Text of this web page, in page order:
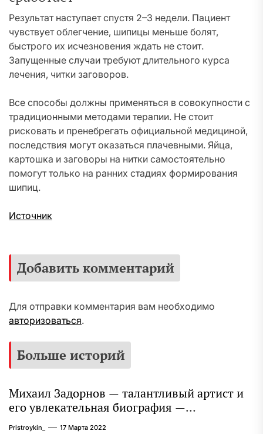
Результат наступает спустя 2–3 недели. Пациент
чувствует облегчение, шипицы меньше болят,
быстрого их исчезновения ждать не стоит.
Запущенные случаи требуют длительного курса
лечения, читки заговоров.
Все способы должны применяться в совокупности с
традиционными методами терапии. Не стоит
рисковать и пренебрегать официальной медициной,
последствия могут оказаться плачевными. Яйца,
картошка и заговоры на нитки самостоятельно
помогут только на ранних стадиях формирования
шипиц.
Источник
Добавить комментарий
Для отправки комментария вам необходимо
авторизоваться.
Больше историй
Михаил Задорнов — талантливый артист и
его увлекательная биография —
выдающиеся достижения, известность и
Pristroykin_ 17 Марта 2022